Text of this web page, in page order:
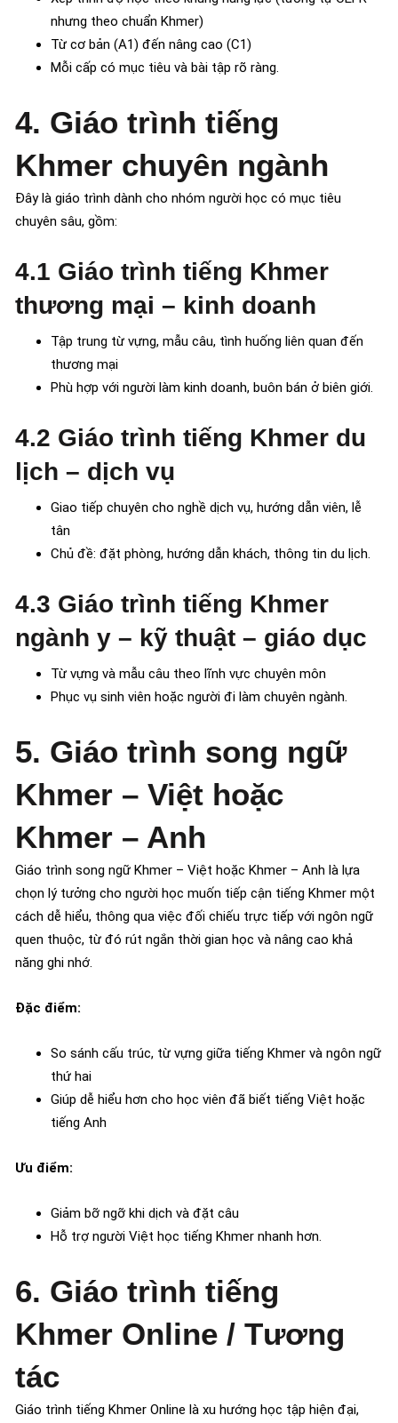
nhưng theo chuẩn Khmer)
Từ cơ bản (A1) đến nâng cao (C1)
Mỗi cấp có mục tiêu và bài tập rõ ràng.
4. Giáo trình tiếng
Khmer chuyên ngành
Đây là giáo trình dành cho nhóm người học có mục tiêu
chuyên sâu, gồm:
4.1 Giáo trình tiếng Khmer
thương mại – kinh doanh
Tập trung từ vựng, mẫu câu, tình huống liên quan đến
thương mại
Phù hợp với người làm kinh doanh, buôn bán ở biên giới.
4.2 Giáo trình tiếng Khmer du
lịch – dịch vụ
Giao tiếp chuyên cho nghề dịch vụ, hướng dẫn viên, lễ
tân
Chủ đề: đặt phòng, hướng dẫn khách, thông tin du lịch.
4.3 Giáo trình tiếng Khmer
ngành y – kỹ thuật – giáo dục
Từ vựng và mẫu câu theo lĩnh vực chuyên môn
Phục vụ sinh viên hoặc người đi làm chuyên ngành.
5. Giáo trình song ngữ
Khmer – Việt hoặc
Khmer – Anh
Giáo trình song ngữ Khmer – Việt hoặc Khmer – Anh là lựa
chọn lý tưởng cho người học muốn tiếp cận tiếng Khmer một
cách dễ hiểu, thông qua việc đối chiếu trực tiếp với ngôn ngữ
quen thuộc, từ đó rút ngắn thời gian học và nâng cao khả
năng ghi nhớ.
Đặc điểm:
So sánh cấu trúc, từ vựng giữa tiếng Khmer và ngôn ngữ
thứ hai
Giúp dễ hiểu hơn cho học viên đã biết tiếng Việt hoặc
tiếng Anh
Ưu điểm:
Giảm bỡ ngỡ khi dịch và đặt câu
Hỗ trợ người Việt học tiếng Khmer nhanh hơn.
6. Giáo trình tiếng
Khmer Online / Tương
tác
Giáo trình tiếng Khmer Online là xu hướng học tập hiện đại,